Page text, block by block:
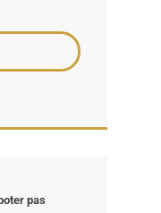
pas